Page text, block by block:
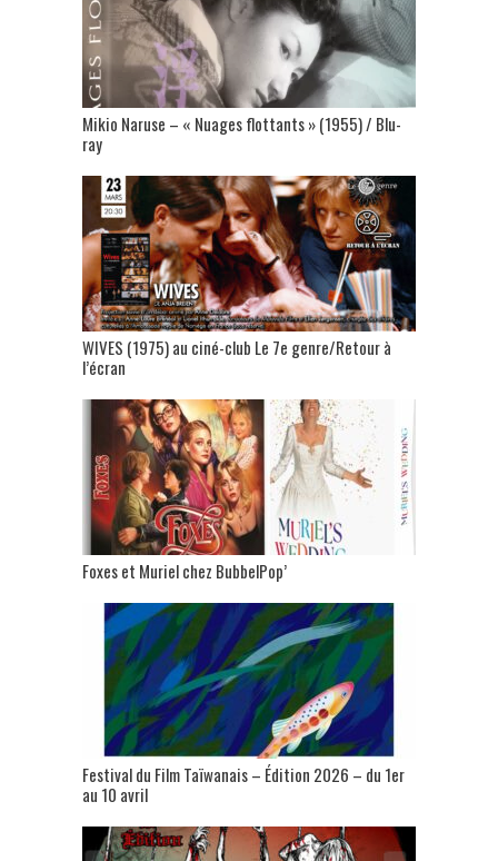
Mikio Naruse – « Nuages flottants » (1955) / Blu-
ray
WIVES (1975) au ciné-club Le 7e genre/Retour à
l’écran
Foxes et Muriel chez BubbelPop’
Festival du Film Taïwanais – Édition 2026 – du 1er
au 10 avril